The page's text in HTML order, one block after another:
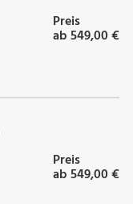
Preis
ab 549,00 €
Preis
ab 549,00 €